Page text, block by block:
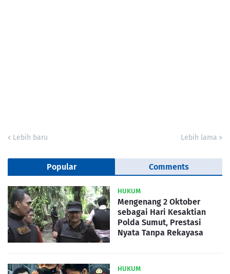
Lebih baru Lebih lama
Popular Comments
HUKUM
Mengenang 2 Oktober
sebagai Hari Kesaktian
Polda Sumut, Prestasi
Nyata Tanpa Rekayasa
HUKUM